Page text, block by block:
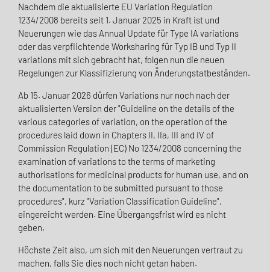
Nachdem die aktualisierte EU Variation Regulation
1234/2008 bereits seit 1. Januar 2025 in Kraft ist und
Neuerungen wie das Annual Update für Type IA variations
oder das verpflichtende Worksharing für Typ IB und Typ II
variations mit sich gebracht hat, folgen nun die neuen
Regelungen zur Klassifizierung von Änderungstatbeständen.
Ab 15. Januar 2026 dürfen Variations nur noch nach der
aktualisierten Version der "Guideline on the details of the
various categories of variation, on the operation of the
procedures laid down in Chapters II, IIa, III and IV of
Commission Regulation (EC) No 1234/2008 concerning the
examination of variations to the terms of marketing
authorisations for medicinal products for human use, and on
the documentation to be submitted pursuant to those
procedures", kurz "Variation Classification Guideline",
eingereicht werden. Eine Übergangsfrist wird es nicht
geben.
Höchste Zeit also, um sich mit den Neuerungen vertraut zu
machen, falls Sie dies noch nicht getan haben.